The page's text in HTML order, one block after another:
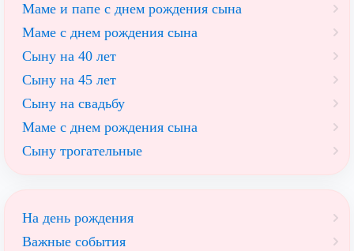
Маме и папе с днем рождения сына
Маме с днем рождения сына
Сыну на 40 лет
Сыну на 45 лет
Сыну на свадьбу
Маме с днем рождения сына
Сыну трогательные
На день рождения
Важные события